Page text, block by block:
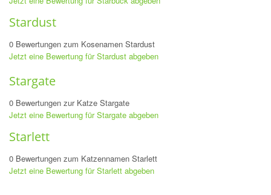
Stardust
0 Bewertungen zum Kosenamen Stardust
Jetzt eine Bewertung für Stardust abgeben
Stargate
0 Bewertungen zur Katze Stargate
Jetzt eine Bewertung für Stargate abgeben
Starlett
0 Bewertungen zum Katzennamen Starlett
Jetzt eine Bewertung für Starlett abgeben